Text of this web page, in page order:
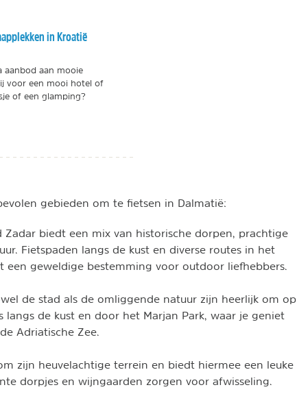
in Kroatië
aanbod aan mooie
voor een mooi hotel of
of een glamping?
gebieden om te fietsen in Dalmatië:
Zadar biedt een mix van historische dorpen, prachtige
Fietspaden langs de kust en diverse routes in het
een geweldige bestemming voor outdoor liefhebbers.
de stad als de omliggende natuur zijn heerlijk om op
langs de kust en door het Marjan Park, waar je geniet
Adriatische Zee.
zijn heuvelachtige terrein en biedt hiermee een leuke
dorpjes en wijngaarden zorgen voor afwisseling.